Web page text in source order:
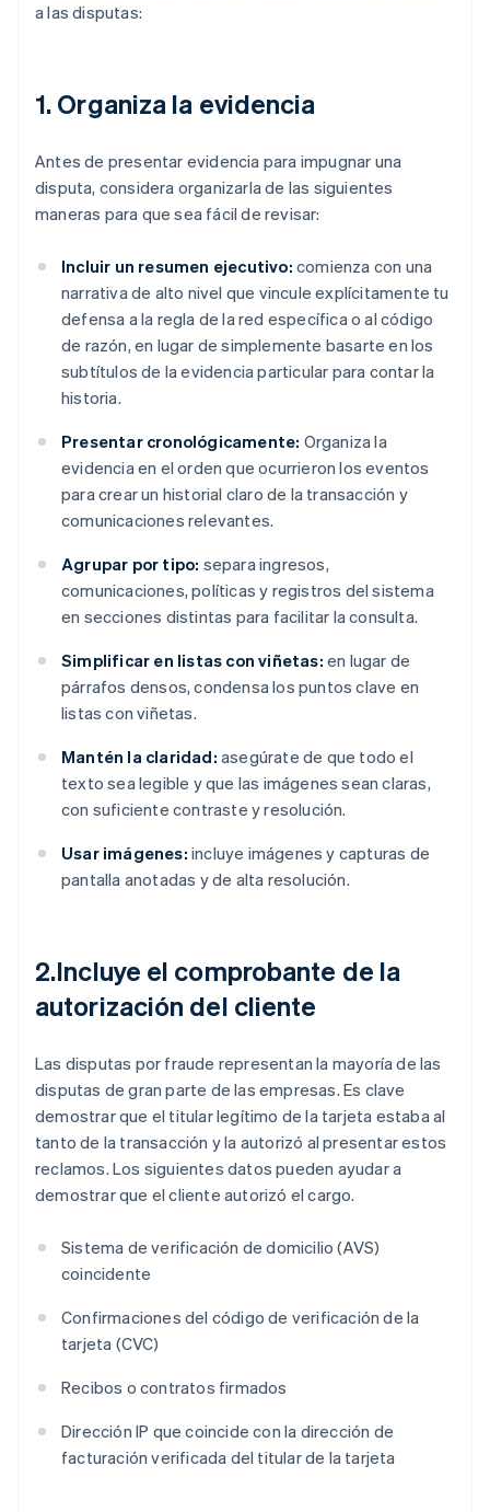
a las disputas:
1. Organiza la evidencia
Antes de presentar evidencia para impugnar una
disputa, considera organizarla de las siguientes
maneras para que sea fácil de revisar:
Incluir un resumen ejecutivo: comienza con una
narrativa de alto nivel que vincule explícitamente tu
defensa a la regla de la red específica o al código
de razón, en lugar de simplemente basarte en los
subtítulos de la evidencia particular para contar la
historia.
Presentar cronológicamente: Organiza la
evidencia en el orden que ocurrieron los eventos
para crear un historial claro de la transacción y
comunicaciones relevantes.
Agrupar por tipo: separa ingresos,
comunicaciones, políticas y registros del sistema
en secciones distintas para facilitar la consulta.
Simplificar en listas con viñetas: en lugar de
párrafos densos, condensa los puntos clave en
listas con viñetas.
Mantén la claridad: asegúrate de que todo el
texto sea legible y que las imágenes sean claras,
con suficiente contraste y resolución.
Usar imágenes: incluye imágenes y capturas de
pantalla anotadas y de alta resolución.
2.Incluye el comprobante de la
autorización del cliente
Las disputas por fraude representan la mayoría de las
disputas de gran parte de las empresas. Es clave
demostrar que el titular legítimo de la tarjeta estaba al
tanto de la transacción y la autorizó al presentar estos
reclamos. Los siguientes datos pueden ayudar a
demostrar que el cliente autorizó el cargo.
Sistema de verificación de domicilio (AVS)
coincidente
Confirmaciones del código de verificación de la
tarjeta (CVC)
Recibos o contratos firmados
Dirección IP que coincide con la dirección de
facturación verificada del titular de la tarjeta